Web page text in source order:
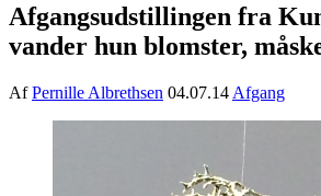
Afgangsudstillingen fra
vander hun blomster,
AfPernille Albrethsen 04.07.14 Afgang